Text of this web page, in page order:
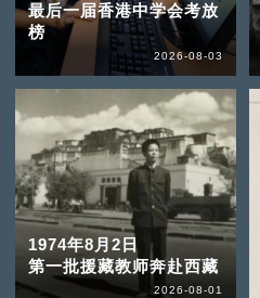
最后一届香港中学会考放
榜
2026-08-03
1974年8月2日
第一批援藏教师奔赴西藏
2026-08-01